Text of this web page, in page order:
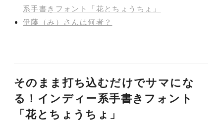
系手書きフォント「花とちょうちょ」
伊藤（み）さんは何者？
そのまま打ち込むだけでサマにな
る！インディー系手書きフォント
「花とちょうちょ」